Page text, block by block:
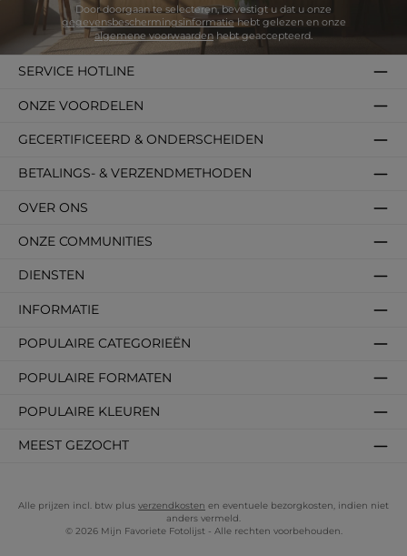
gegevensbeschermingsinformatie
algemene voorwaardenhebt geaccepteerd.
SERVICE HOTLINE
DIENSTEN
INFORMATIE
POPULAIRE CATEGORIEËN
POPULAIRE FORMATEN
POPULAIRE KLEUREN
MEEST GEZOCHT
BETALINGS- & VERZENDMETHODEN
OVER ONS
GECERTIFICEERD & ONDERSCHEIDEN
ONZE VOORDELEN
ONZE COMMUNITIES
Alle prijzen incl. btw plus verzendkosten en eventuele bezorgkosten, indien niet
anders vermeld.
© 2026 Mijn Favoriete Fotolijst - Alle rechten voorbehouden.